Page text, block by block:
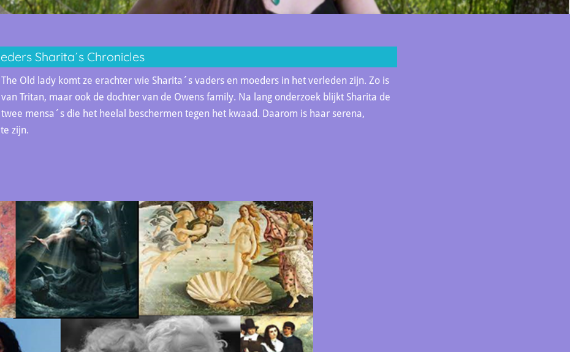
Sharita´s Chronicles
Old lady komt ze erachter wie Sharita´s vaders en moeders in het verleden zijn. Zo is
Tritan, maar ook de dochter van de Owens family. Na lang onderzoek blijkt Sharita de
mensa´s die het heelal beschermen tegen het kwaad. Daarom is haar serena,
zijn.